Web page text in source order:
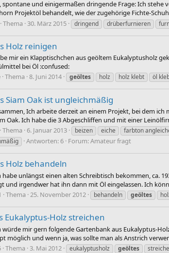
spontane und einigermaßen dringende Frage: Ich stehe
Projektöl behandelt, wie der zugehörige Fichte-
Thema 30. März 2015 dringend drüberfurnieren
Holz reinigen
mir ein Klapptischchen aus geöltem Eukalyptusholz
bei Öl :confused:
Thema 8. Juni 2014 geöltes holz holz klebt öl
Siam Oak ist ungleichmäßig
Ich arbeite derzeit an einem Projekt, bei dem
Oak. Ich habe die 3 Abgeschliffen und mit einer
Thema 6. Januar 2013 beizen eiche farbton
Antworten: 6 Forum:Amateur fragt
Holz behandeln
habe unlängst einen alten Schreibtisch bekommen, ca.
und irgendwer hat ihn dann mit Öl eingelassen. Ich
Thema 25. November 2012 behandeln geöltes
Eukalyptus-Holz streichen
würde mir gern folgende Gartenbank aus Eukalyptus-
möglich und wenn ja, was sollte man als Anstrich
Thema 3. Mai 2012 eukalyptusholz geöltes